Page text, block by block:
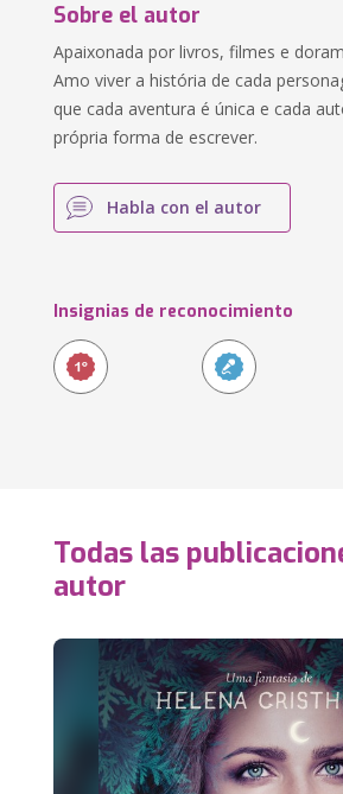
Sobre el autor
Apaixonada por livros, filmes e
Amo viver a história de cada
que cada aventura é única e cada
própria forma de escrever.
Habla con el autor
Insignias de reconocimiento
Todas las
autor